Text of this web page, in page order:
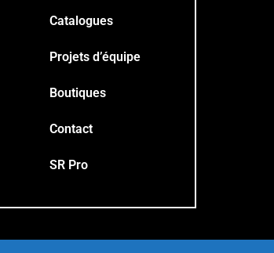
Catalogues
Projets d’équipe
Boutiques
Contact
SR Pro